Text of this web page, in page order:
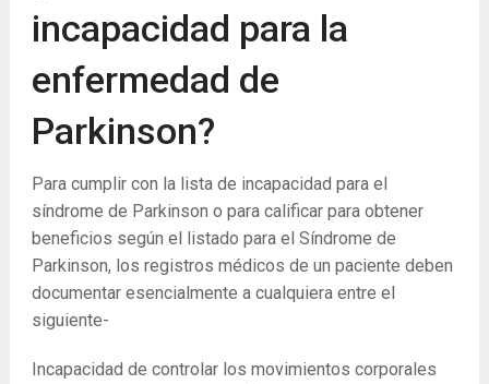
incapacidad para la
enfermedad de
Parkinson?
Para cumplir con la lista de incapacidad para el
síndrome de Parkinson o para calificar para obtener
beneficios según el listado para el Síndrome de
Parkinson, los registros médicos de un paciente deben
documentar esencialmente a cualquiera entre el
siguiente-
Incapacidad de controlar los movimientos corporales